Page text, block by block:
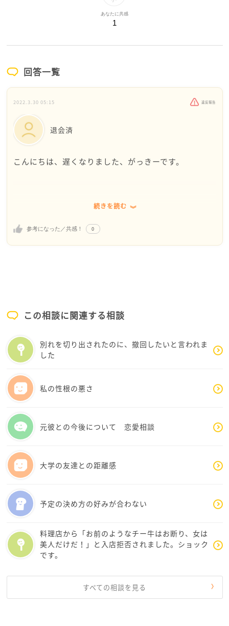
あなたに共感
1
回答一覧
2022.3.30 05:15 違反報告
退会済
こんにちは、遅くなりました、がっきーです。
ある男子学生がご相談者さまについてくるし、何かと
視界に入って不快な思いをされてるということでよろ
しいでしょうか？
いないので的外れになるかもしれませんが、
こういうケースは法の適用があるか、今後どうすれば
いいか、など、ご心配でしたら警察に聞いてみてもい
制にあたるのかわかり、安心材料になるかもしれませ
ん。
それで、そこまでの程度でなければ、ご友人に客観的
に見ていてもらいどう思うかを聞いたりして周りから
見て「この状態、状況はどの程度なんだろうか。」と
確認するとよいのかもしれません。
思い過ごし、という言葉は適切でないのかもしれませ
んが、気にしすぎだとご友人に言われたら、そうなん
ら見られるようになる可能性もありますし、
続きを読む
参考になった／共感！ 0
この相談に関連する相談
別れを切り出されたのに、撤回したいと言われま
した
私の性根の悪さ
元彼との今後について 恋愛相談
大学の友達との距離感
予定の決め方の好みが合わない
料理店から「お前のようなチー牛はお断り、女は
美人だけだ！」と入店拒否されました。ショック
です。
すべての相談を見る